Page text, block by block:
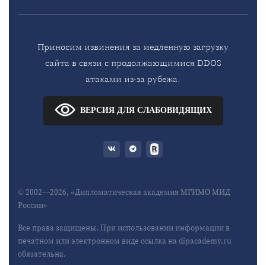
Приносим извинения за медленную загрузку
сайта в связи с продолжающимися DDOS
атаками из-за рубежа.
ВЕРСИЯ ДЛЯ СЛАБОВИДЯЩИХ
© 2002—2026, «Дипломатическая академия МГИМО МИД
России»
Все права защищены. При использовании информации в
печатном или электронном виде ссылка на dipacademy.ru
обязательна.